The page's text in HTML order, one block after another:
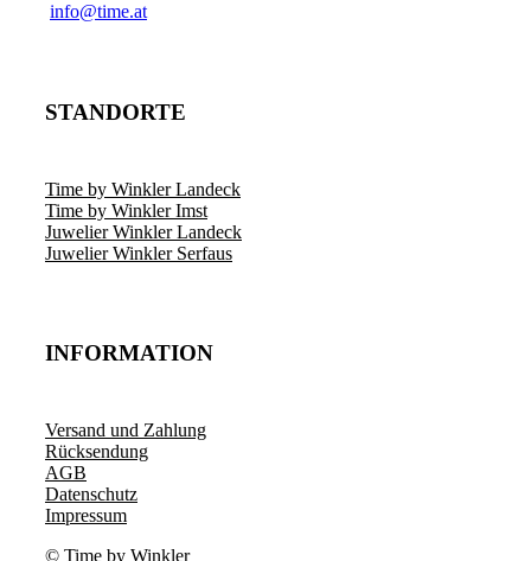
­info@time.at
STANDORTE
Time by Winkler Landeck
Time by Winkler Imst
Juwelier Winkler Landeck
Juwelier Winkler Serfaus
INFORMATION
Versand und Zahlung
Rücksendung
AGB
Datenschutz
Impressum
© Time by Winkler